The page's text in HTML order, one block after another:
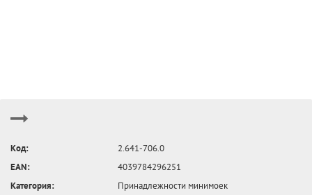
Код:
2.641-706.0
EAN:
4039784296251
Категория:
Принадлежности минимоек